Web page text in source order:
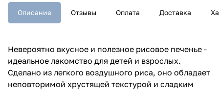
Описание Отзывы Оплата Доставка
Невероятно вкусное и полезное рисовое печенье -
идеальное лакомство для детей и взрослых.
Сделано из легкого воздушного риса, оно обладает
неповторимой хрустящей текстурой и сладким